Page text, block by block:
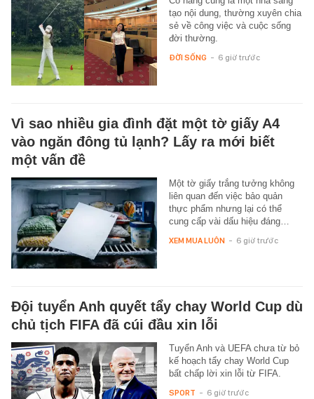
tạo nội dung, thường xuyên chia
sẻ về công việc và cuộc sống
đời thường.
ĐỜI SỐNG - 6 giờ trước
Vì sao nhiều gia đình đặt một tờ giấy A4
vào ngăn đông tủ lạnh? Lấy ra mới biết
một vấn đề
Một tờ giấy trắng tưởng không
liên quan đến việc bảo quản
thực phẩm nhưng lại có thể
cung cấp vài dấu hiệu đáng…
XEM MUA LUÔN - 6 giờ trước
Đội tuyển Anh quyết tẩy chay World Cup dù
chủ tịch FIFA đã cúi đầu xin lỗi
Tuyển Anh và UEFA chưa từ bỏ
kế hoạch tẩy chay World Cup
bất chấp lời xin lỗi từ FIFA.
SPORT - 6 giờ trước